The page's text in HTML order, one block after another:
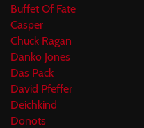
Buffet Of Fate
Casper
Chuck Ragan
Danko Jones
Das Pack
David Pfeffer
Deichkind
Donots